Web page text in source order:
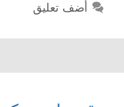
أضف تعليق